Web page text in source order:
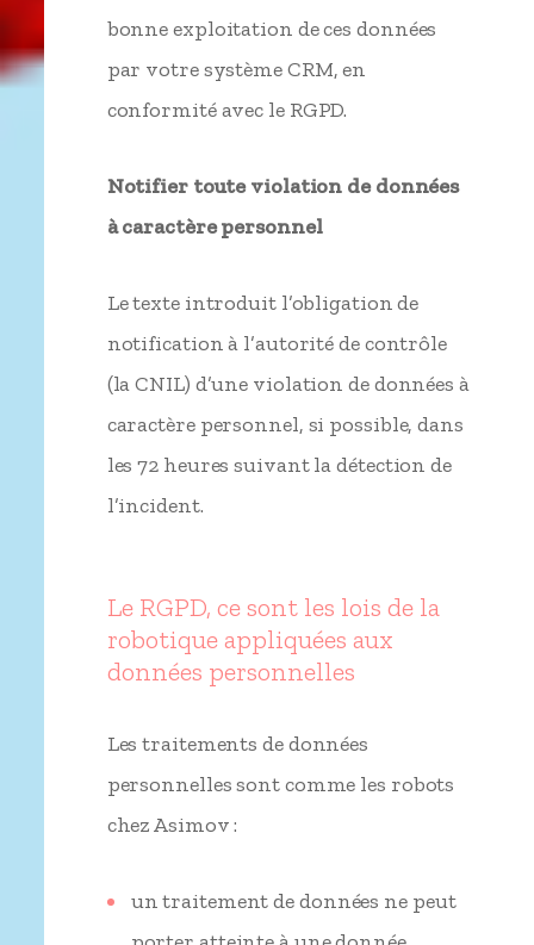
bonne exploitation de ces données
par votre système CRM, en
conformité avec le RGPD.
Notifier toute violation de données
à caractère personnel
Le texte introduit l’obligation de
notification à l’autorité de contrôle
(la CNIL) d’une violation de données à
caractère personnel, si possible, dans
les 72 heures suivant la détection de
l’incident.
Le RGPD, ce sont les lois de la
robotique appliquées aux
données personnelles
Les traitements de données
personnelles sont comme les robots
chez Asimov :
un traitement de données ne peut